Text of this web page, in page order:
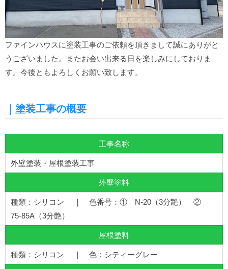
ファインハウスに塗装工事のご依頼を頂きまして誠にありがと
うございました。またお会い出来る日を楽しみにしておりま
す。今後ともよろしくお願い致します。
｜塗装工事の概要
工事名称
外壁塗装・屋根塗装工事
外壁塗料
種類：シリコン ｜ 色番号：① N-20（3分艶） ②
75-85A（3分艶）
屋根塗料
種類：シリコン ｜ 色：シティーグレー